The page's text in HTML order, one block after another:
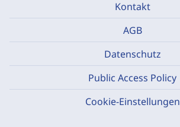
Kontakt
AGB
Datenschutz
Public Access Policy
Cookie-Einstellungen